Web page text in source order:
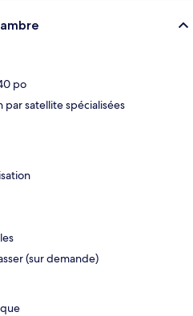
po
par satellite spécialisées
(sur demande)